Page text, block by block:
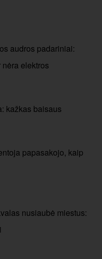
audros padariniai:
elektros
kažkas baisaus
papasakojo, kaip
nusiaubė miestus: